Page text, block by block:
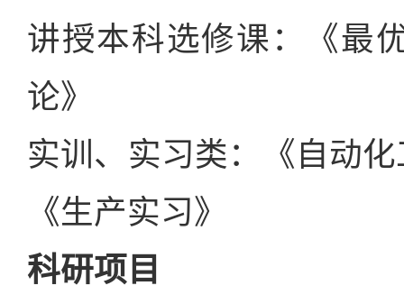
讲授本科选修课：《最
论》
实训、实习类：《自动
《生产实习》
科研项目